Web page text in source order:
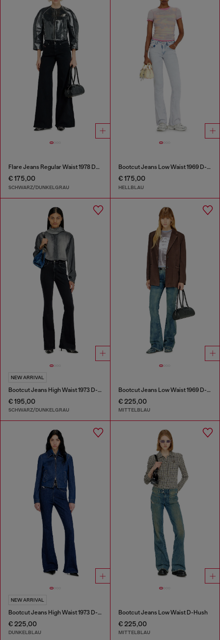
Flare Jeans Regular Waist 1978 D-Akemi
€ 175,00
SCHWARZ/DUNKELGRAU
Bootcut Jeans Low Waist 1969 D-Ebbey
€ 175,00
HELLBLAU
NEW ARRIVAL
Bootcut Jeans High Waist 1973 D-Partt
€ 195,00
SCHWARZ/DUNKELGRAU
Bootcut Jeans Low Waist 1969 D-Ebbey
€ 225,00
MITTELBLAU
NEW ARRIVAL
Bootcut Jeans High Waist 1973 D-Partt
€ 225,00
DUNKELBLAU
Bootcut Jeans Low Waist D-Hush
€ 225,00
MITTELBLAU